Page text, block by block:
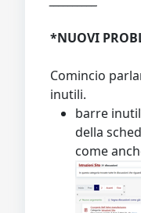
*NUOVI
Comincio
inutili.
barre
della
come